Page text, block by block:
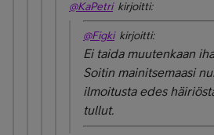
@KaPetrikirjoitti:
@Figkikirjoitti:
Ei taida muutenkaan
Soitin mainitsemaasi
ilmoitusta edes
tullut.